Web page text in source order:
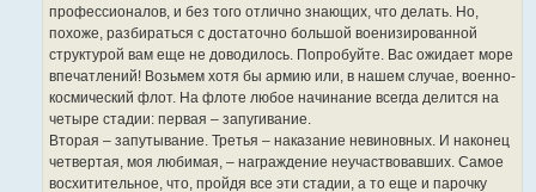
профессионалов, и без того отлично знающих, что делать. Но,
похоже, разбираться с достаточно большой военизированной
структурой вам еще не доводилось. Попробуйте. Вас ожидает море
впечатлений! Возьмем хотя бы армию или, в нашем случае, военно-
космический флот. На флоте любое начинание всегда делится на
четыре стадии: первая – запугивание.
Вторая – запутывание. Третья – наказание невиновных. И наконец
четвертая, моя любимая, – награждение неучаствовавших. Самое
восхитительное, что, пройдя все эти стадии, а то еще и парочку